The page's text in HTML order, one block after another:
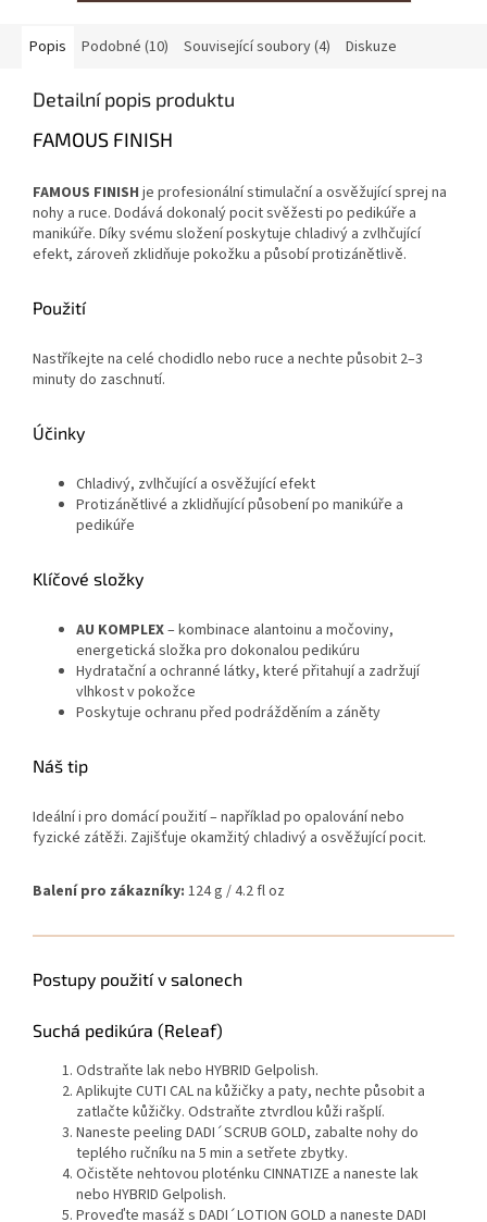
Popis Podobné (10) Související soubory (4) Diskuze
Detailní popis produktu
FAMOUS FINISH
FAMOUS FINISH je profesionální stimulační a osvěžující sprej na
nohy a ruce. Dodává dokonalý pocit svěžesti po pedikúře a
manikúře. Díky svému složení poskytuje chladivý a zvlhčující
efekt, zároveň zklidňuje pokožku a působí protizánětlivě.
Použití
Nastříkejte na celé chodidlo nebo ruce a nechte působit 2–3
minuty do zaschnutí.
Účinky
Chladivý, zvlhčující a osvěžující efekt
Protizánětlivé a zklidňující působení po manikúře a
pedikúře
Klíčové složky
AU KOMPLEX– kombinace alantoinu a močoviny,
energetická složka pro dokonalou pedikúru
Hydratační a ochranné látky, které přitahují a zadržují
vlhkost v pokožce
Poskytuje ochranu před podrážděním a záněty
Náš tip
Ideální i pro domácí použití – například po opalování nebo
fyzické zátěži. Zajišťuje okamžitý chladivý a osvěžující pocit.
Balení pro zákazníky: 124 g / 4.2 ﬂ oz
Postupy použití v salonech
Suchá pedikúra (Releaf)
Odstraňte lak nebo HYBRID Gelpolish.
Aplikujte CUTI CAL na kůžičky a paty, nechte působit a
zatlačte kůžičky. Odstraňte ztvrdlou kůži rašplí.
Naneste peeling DADI´SCRUB GOLD, zabalte nohy do
teplého ručníku na 5 min a setřete zbytky.
Očistěte nehtovou ploténku CINNATIZE a naneste lak
nebo HYBRID Gelpolish.
Proveďte masáž s DADI´LOTION GOLD a naneste DADI